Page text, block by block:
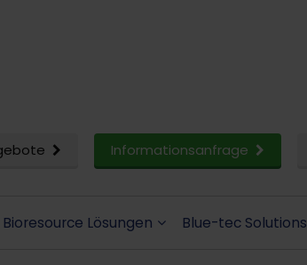
Informationsanfrage
Bioresource Lösungen Blue-tec Solutions